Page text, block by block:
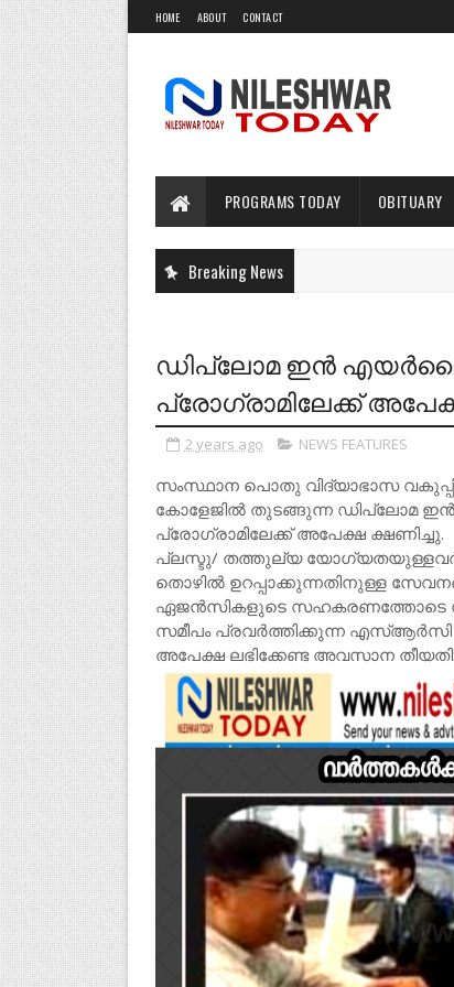
HOME ABOUT CONTACT
PROGRAMS TODAY OBITUARY
Breaking News
ഡിപ്ലോമ ഇൻ
പ്രോഗ്രാമിലേക്ക്
2 years ago NEWS FEATURES
സംസ്ഥാന പൊതു വിദ്യാഭാസ വകുപ്പിന്
കോളേജിൽ തുടങ്ങുന്ന ഡിപ്ലോമ
പ്രോഗ്രാമിലേക്ക് അപേക്ഷ ക്ഷണിച്ചു.
പ്ലസ്ടു/ തത്തുല്യ
തൊഴിൽ ഉറപ്പാക്കുന്നതിനുള്ള
ഏജൻസികളുടെ സഹകരണത്തോടെ
സമീപം പ്രവർത്തിക്കുന്ന എസ്ആർസി
അപേക്ഷ ലഭിക്കേണ്ട അവസാന